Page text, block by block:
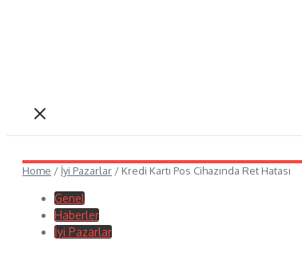
Home / İyi Pazarlar / Kredi Kartı Pos Cihazında Ret Hatası
Genel
Haberler
İyi Pazarlar